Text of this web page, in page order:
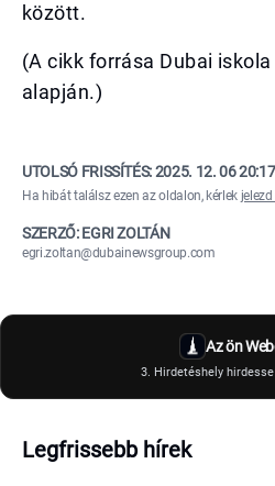
között.
(A cikk forrása Dubai
alapján.)
UTOLSÓ FRISSÍTÉS:2025. 12. 06 20:17
Ha hibát találsz ezen az oldalon, kérlek
SZERZŐ: EGRI ZOLTÁN
egri.zoltan@dubainewsgroup.com
Az ön
3. Hirdetéshely
Legfrissebb hírek